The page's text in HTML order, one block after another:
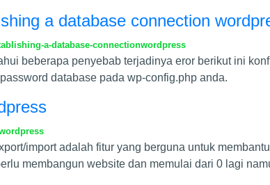
a database connection
a-database-connectionwordpress
beberapa penyebab terjadinya eror berikut ini
database pada wp-config.php anda.
import adalah fitur yang berguna untuk
membangun website dan memulai dari 0 lagi